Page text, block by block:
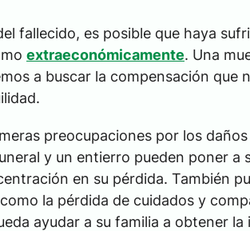
fallecido, es posible que haya
extraeconómicamente. Una
a buscar la compensación
preocupaciones por los
y un entierro pueden poner a
en su pérdida. También
la pérdida de cuidados y
ayudar a su familia a obtener